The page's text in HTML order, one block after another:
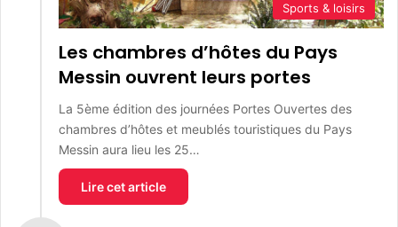
Sports & loisirs
Les chambres d’hôtes du Pays
Messin ouvrent leurs portes
La 5ème édition des journées Portes Ouvertes des
chambres d’hôtes et meublés touristiques du Pays
Messin aura lieu les 25…
Lire cet article